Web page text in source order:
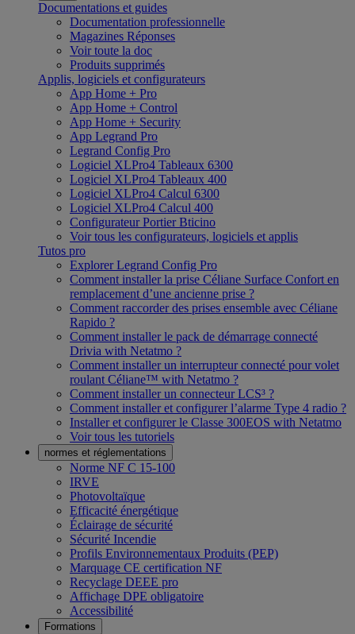
Documentations et guides
Documentation professionnelle
Magazines Réponses
Voir toute la doc
Produits supprimés
Applis, logiciels et configurateurs
App Home + Pro
App Home + Control
App Home + Security
App Legrand Pro
Legrand Config Pro
Logiciel XLPro4 Tableaux 6300
Logiciel XLPro4 Tableaux 400
Logiciel XLPro4 Calcul 6300
Logiciel XLPro4 Calcul 400
Configurateur Portier Bticino
Voir tous les configurateurs, logiciels et applis
Tutos pro
Explorer Legrand Config Pro
Comment installer la prise Céliane Surface Confort en
remplacement d’une ancienne prise ?
Comment raccorder des prises ensemble avec Céliane
Rapido ?
Comment installer le pack de démarrage connecté
Drivia with Netatmo ?
Comment installer un interrupteur connecté pour volet
roulant Céliane™ with Netatmo ?
Comment installer un connecteur LCS³ ?
Comment installer et configurer l’alarme Type 4 radio ?
Installer et configurer le Classe 300EOS with Netatmo
Voir tous les tutoriels
normes et réglementations
Norme NF C 15-100
IRVE
Photovoltaïque
Efficacité énergétique
Éclairage de sécurité
Sécurité Incendie
Profils Environnementaux Produits (PEP)
Marquage CE certification NF
Recyclage DEEE pro
Affichage DPE obligatoire
Accessibilité
Formations